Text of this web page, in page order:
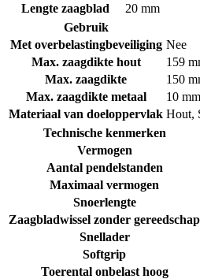
Lengte zaagblad
20 mm
Gebruik
Met overbelastingbeveiliging Nee
Max. zaagdikte hout
159
Max. zaagdikte
150
Max. zaagdikte metaal
10 mm
Materiaal van doeloppervlak Hout,
Technische kenmerken
Vermogen
Aantal pendelstanden
Maximaal vermogen
Snoerlengte
Zaagbladwissel zonder gereedschap
Snellader
Softgrip
Toerental onbelast hoog